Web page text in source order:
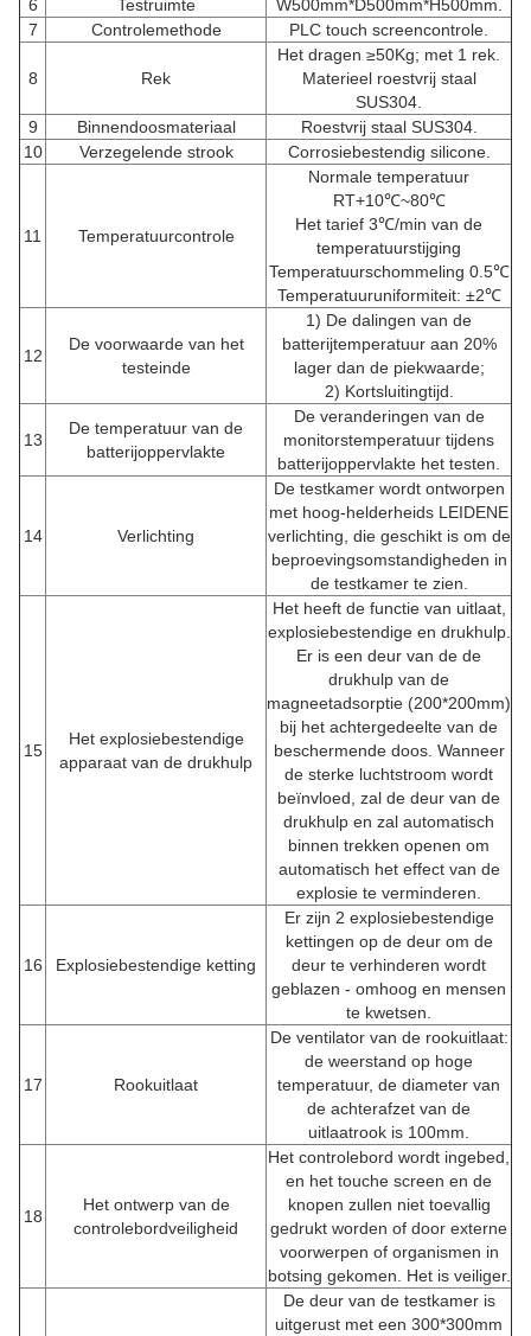
6
Testruimte
W500mm*D500mm*H500mm.
7
Controlemethode PLC touch screencontrole.
8 Rek
Het dragen ≥50Kg; met 1 rek.
Materieel roestvrij staal
SUS304.
9
Binnendoosmateriaal
Roestvrij staal SUS304.
10
Verzegelende strook Corrosiebestendig silicone.
11 Temperatuurcontrole
Normale temperatuur
RT+10℃~80℃
Het tarief 3℃/min van de
temperatuurstijging
Temperatuurschommeling 0.5℃
Temperatuuruniformiteit: ±2℃
12
De voorwaarde van het
testeinde
1) De dalingen van de
batterijtemperatuur aan 20%
lager dan de piekwaarde;
2) Kortsluitingtijd.
13
De temperatuur van de
batterijoppervlakte
De veranderingen van de
monitorstemperatuur tijdens
batterijoppervlakte het testen.
14 Verlichting
De testkamer wordt ontworpen
met hoog-helderheids LEIDENE
verlichting, die geschikt is om de
beproevingsomstandigheden in
de testkamer te zien.
15
Het explosiebestendige
apparaat van de drukhulp
Het heeft de functie van uitlaat,
explosiebestendige en drukhulp.
Er is een deur van de de
drukhulp van de
magneetadsorptie (200*200mm)
bij het achtergedeelte van de
beschermende doos. Wanneer
de sterke luchtstroom wordt
beïnvloed, zal de deur van de
drukhulp en zal automatisch
binnen trekken openen om
automatisch het effect van de
explosie te verminderen.
16 Explosiebestendige ketting
Er zijn 2 explosiebestendige
kettingen op de deur om de
deur te verhinderen wordt
geblazen - omhoog en mensen
te kwetsen.
17 Rookuitlaat
De ventilator van de rookuitlaat:
de weerstand op hoge
temperatuur, de diameter van
de achterafzet van de
uitlaatrook is 100mm.
18
Het ontwerp van de
controlebordveiligheid
Het controlebord wordt ingebed,
en het touche screen en de
knopen zullen niet toevallig
gedrukt worden of door externe
voorwerpen of organismen in
botsing gekomen. Het is veiliger.
De deur van de testkamer is
uitgerust met een 300*300mm